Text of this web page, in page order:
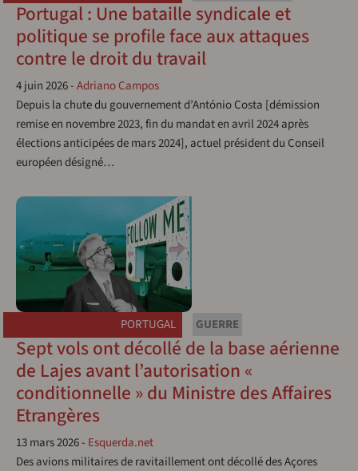
Portugal : Une bataille syndicale et
politique se profile face aux attaques
contre le droit du travail
4 juin 2026-Adriano Campos
Depuis la chute du gouvernement d’António Costa [démission
remise en novembre 2023, fin du mandat en avril 2024 après
élections anticipées de mars 2024], actuel président du Conseil
européen désigné…
PORTUGAL GUERRE
Sept vols ont décollé de la base aérienne
de Lajes avant l’autorisation «
conditionnelle » du Ministre des Affaires
Etrangères
13 mars 2026- Esquerda.net
Des avions militaires de ravitaillement ont décollé des Açores